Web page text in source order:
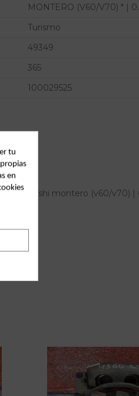
MONTERO (V60/V70) * |
Turismo
49349
365
100029525
mitsubishi montero (v60/v70) |
tu
en